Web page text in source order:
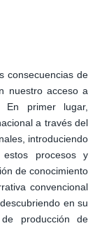
consecuencias de
nuestro acceso a
En primer lugar,
a través del
introduciendo
estos procesos y
de conocimiento
convencional
en su
producción de